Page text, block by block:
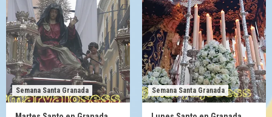
Semana Santa Granada Semana Santa Granada